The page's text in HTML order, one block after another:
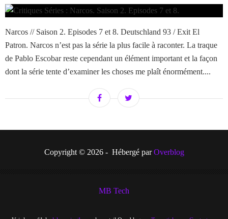
Narcos // Saison 2. Episodes 7 et 8. Deutschland 93 / Exit El
Patron. Narcos n’est pas la série la plus facile à raconter. La traque
de Pablo Escobar reste cependant un élément important et la façon
dont la série tente d’examiner les choses me plaît énormément....
Copyright © 2026 - Hébergé parOverblog
MB Tech